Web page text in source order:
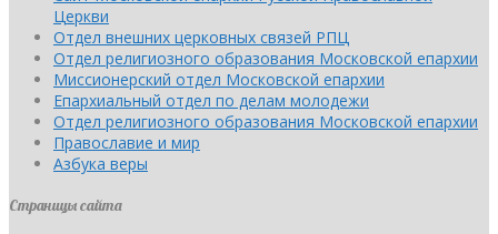
Церкви
Отдел внешних церковных связей РПЦ
Отдел религиозного образования Московской епархии
Миссионерский отдел Московской епархии
Епархиальный отдел по делам молодежи
Отдел религиозного образования Московской епархии
Православие и мир
Азбука веры
Страницы сайта